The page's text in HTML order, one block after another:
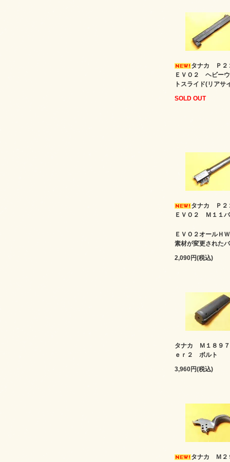
タナカ Ｐ
ＥＶＯ２ ヘビー
トスライド(リアサ
SOLD OUT
タナカ Ｐ
ＥＶＯ２ Ｍ１１
ＥＶＯ２オールＨ
素材が変更された
2,090円(税込)
タナカ Ｍ１８９
ｅｒ２ ボルト
3,960円(税込)
タナカ Ｍ２